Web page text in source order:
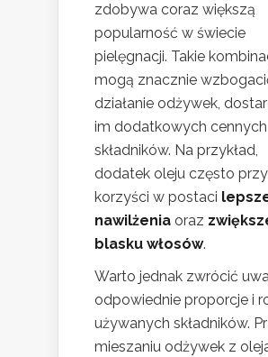
zdobywa coraz większą
popularność w świecie
pielęgnacji. Takie
mogą znacznie
działanie odżywek,
im dodatkowych cennych
składników. Na przykład,
dodatek oleju często
korzyści w postaci
nawilżenia oraz
blasku włosów.
Warto jednak zwrócić
odpowiednie proporcje i
używanych składników.
mieszaniu odżywek z